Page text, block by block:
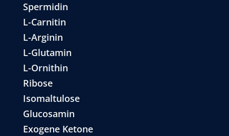
Spermidin
L-Carnitin
L-Arginin
L-Glutamin
L-Ornithin
Ribose
Isomaltulose
Glucosamin
Exogene Ketone